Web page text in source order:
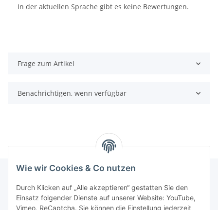
Wie wir Cookies & Co nutzen
Durch Klicken auf „Alle akzeptieren“ gestatten Sie den
Einsatz folgender Dienste auf unserer Website: YouTube,
Vimeo, ReCaptcha. Sie können die Einstellung jederzeit
In der aktuellen Sprache gibt es keine Bewertungen.
Frage zum Artikel
Benachrichtigen, wenn verfügbar
Informationen